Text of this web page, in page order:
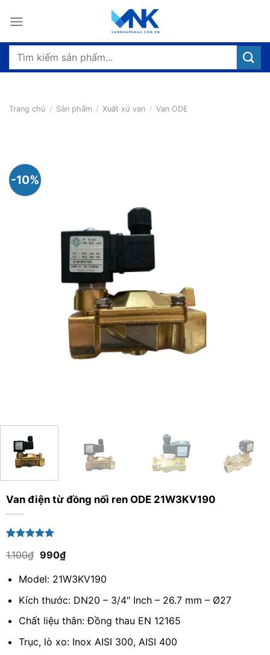
qua
dung
Tìm
Trang chủ / Sản phẩm / Xuất xứ van / Van ODE
-10%
Van điện từ đồng nối ren ODE 21W3KV190
dựa trên
1.100₫ Giá
là:
1.100₫.
990₫Giá
hiện
tại
là:
Model: 21W3KV190
Kích thước: DN20 – 3/4″ Inch – 26.7 mm – Ø27
Chất liệu thân: Đồng thau EN 12165
Trục, lò xo: Inox AISI 300, AISI 400